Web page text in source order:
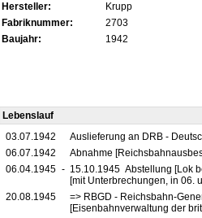
Hersteller:
Krupp
Fabriknummer:
2703
Baujahr:
1942
Lebenslauf
03.07.1942
Auslieferung an DRB -
06.07.1942
Abnahme
06.04.1945 - 15.10.1945 Abstellung [Lok
[mit Unterbrechungen, in 06.
20.08.1945
=> RBGD - Reichsbahn-
[Eisenbahnverwaltung der